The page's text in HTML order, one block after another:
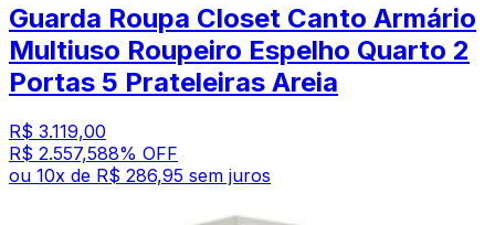
Guarda Roupa Closet Canto Armário
Multiuso Roupeiro Espelho Quarto 2
Portas 5 Prateleiras Areia
R$ 3.119,00
R$ 2.557,588% OFF
ou 10x de R$ 286,95 sem juros